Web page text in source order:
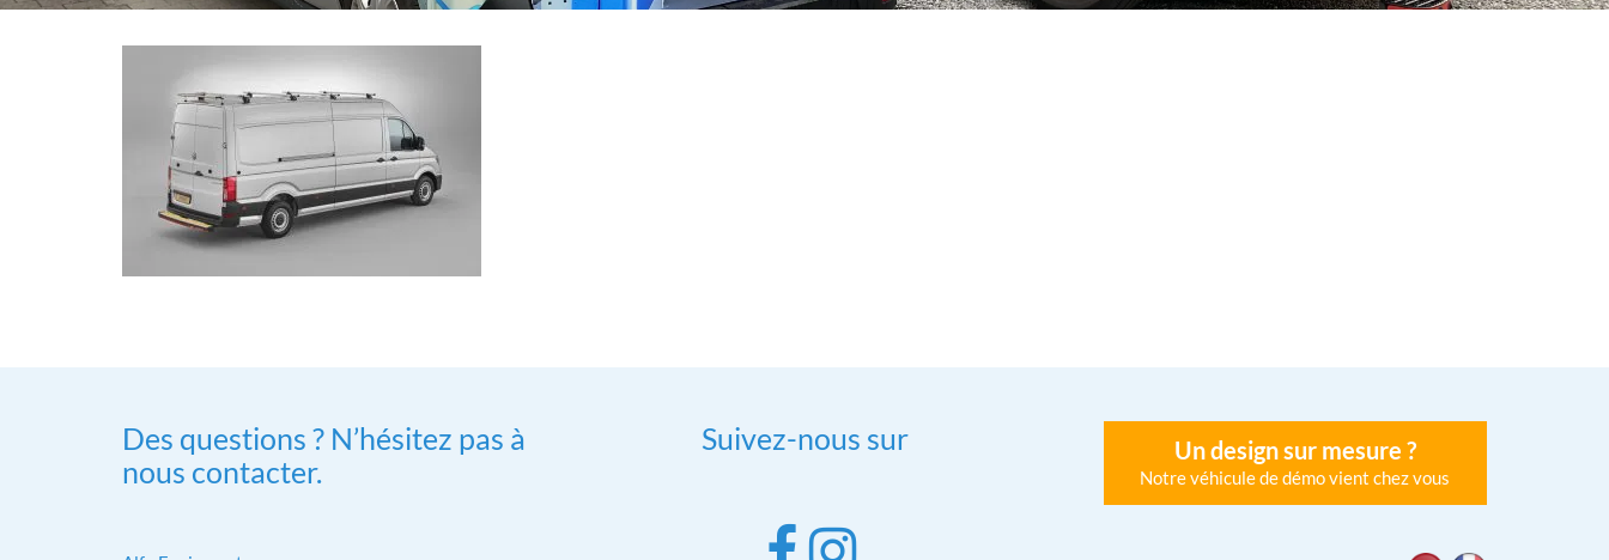
Des questions ? N’hésitez pas à
nous contacter.
Suivez-nous sur Un design sur mesure ?
Notre véhicule de démo vient chez vous